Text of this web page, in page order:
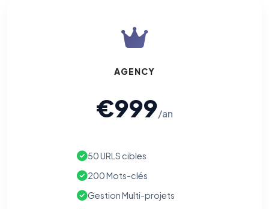
AGENCY
€999/an
50 URLS cibles
200 Mots-clés
Gestion Multi-projets